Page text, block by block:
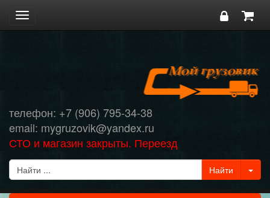
Toggle
navigation
телефон: +7 (906) 795-34-38
email: mygruzovik@yandex.ru
СТО и магазин закрыты. Переезд